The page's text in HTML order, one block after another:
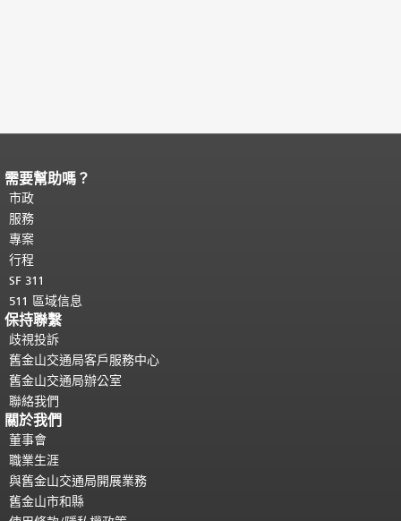
頁面內容結束。
都會重複顯示。
需要幫助嗎？
市政
服務
專案
行程
SF 311
511 區域信息
保持聯繫
歧視投訴
舊金山交通局客戶服務中心
舊金山交通局辦公室
聯絡我們
關於我們
董事會
職業生涯
與舊金山交通局開展業務
舊金山市和縣